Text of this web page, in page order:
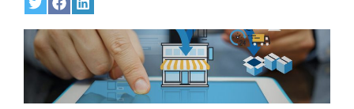
Share
Twitter
Share
Facebook
Share
LinkedIn